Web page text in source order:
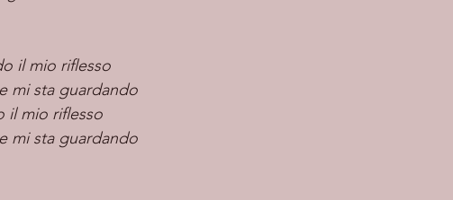
il mio riflesso
mi sta guardando
il mio riflesso
mi sta guardando